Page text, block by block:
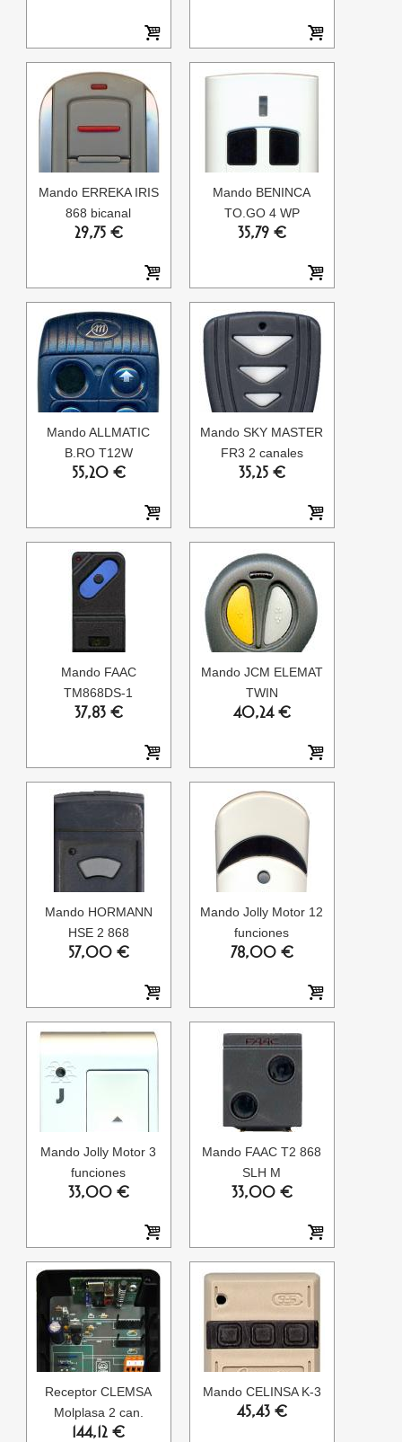
Mando ERREKA IRIS
868 bicanal
29,75 €
Mando BENINCA
TO.GO 4 WP
35,79 €
Mando ALLMATIC
B.RO T12W
55,20 €
Mando SKY MASTER
FR3 2 canales
35,25 €
Mando FAAC
TM868DS-1
37,83 €
Mando JCM ELEMAT
TWIN
40,24 €
Mando HORMANN
HSE 2 868
57,00 €
Mando Jolly Motor 12
funciones
78,00 €
Mando Jolly Motor 3
funciones
33,00 €
Mando FAAC T2 868
SLH M
33,00 €
Receptor CLEMSA
Molplasa 2 can.
144,12 €
Mando CELINSA K-3
45,43 €